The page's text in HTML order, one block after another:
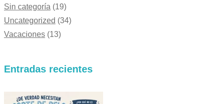
Sin categoría (19)
Uncategorized (34)
Vacaciones (13)
Entradas recientes